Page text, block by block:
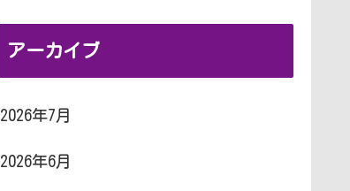
アーカイブ
2026年7月
2026年6月